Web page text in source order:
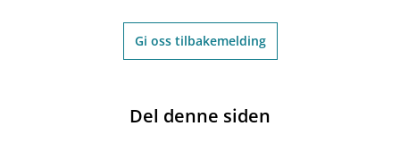
Gi oss tilbakemelding
Del denne siden